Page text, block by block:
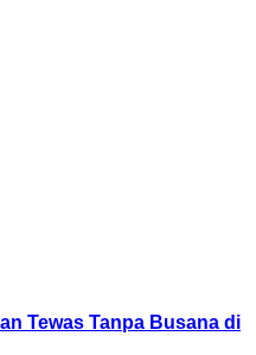
Tewas Tanpa Busana di